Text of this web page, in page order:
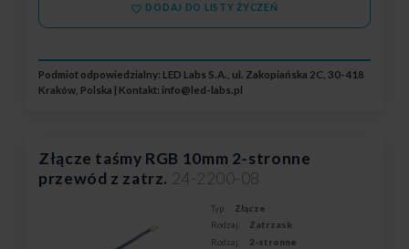
DODAJ DO LISTY ŻYCZEŃ
Podmiot odpowiedzialny: LED Labs S.A., ul. Zakopiańska 2C, 30-418
Kraków, Polska | Kontakt: info@led-labs.pl
Złącze taśmy RGB 10mm 2-stronne
przewód z zatrz. 24-2200-08
Typ:
Złącze
Rodzaj:
Zatrzask
Rodzaj:
2-stronne